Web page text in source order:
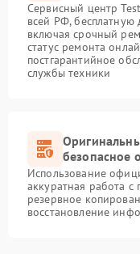
Сервисный центр
всей РФ, бесплатную
включая срочный
статус ремонта
постгарантийное
службы техники
безопасное
Использование
аккуратная работа
резервное
восстановление